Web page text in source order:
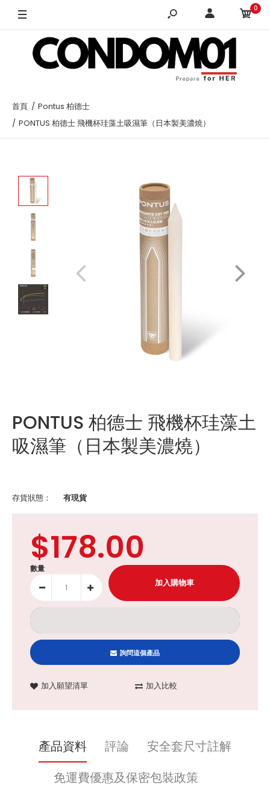
0
首頁
Pontus 柏德士
PONTUS 柏德士 飛機杯珪藻土吸濕筆（日本製美濃燒）
PONTUS 柏德士 飛機杯珪藻土
吸濕筆（日本製美濃燒）
存貨狀態： 有現貨
$178.00
數量
詢問這個產品
加入願望清單 加入比較
產品資料 評論
安全套尺寸註解
免運費優惠及保密包裝政策